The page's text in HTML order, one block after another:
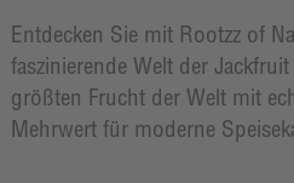
Entdecken Sie mit Rootzz of
faszinierende Welt der
größten Frucht der Welt mit
Mehrwert für moderne